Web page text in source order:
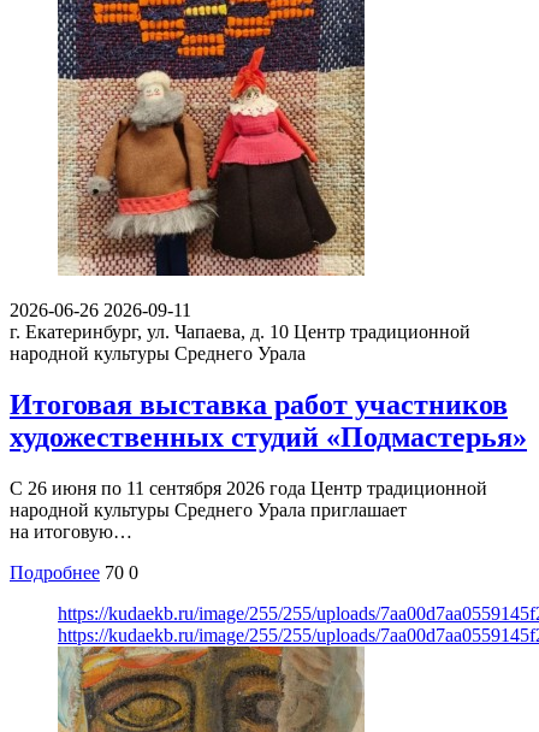
2026-06-26 2026-09-11
г. Екатеринбург, ул. Чапаева, д. 10 Центр традиционной
народной культуры Среднего Урала
Итоговая выставка работ участников
художественных студий «Подмастерья»
С 26 июня по 11 сентября 2026 года Центр традиционной
народной культуры Среднего Урала приглашает
на итоговую…
Подробнее 70 0
https://kudaekb.ru/image/255/255/uploads/
https://kudaekb.ru/image/255/255/uploads/